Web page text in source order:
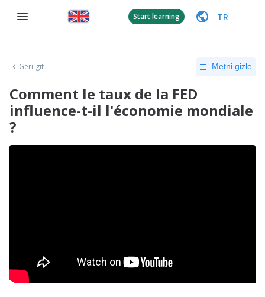
Start learning TR
Geri git Metni gizle
Comment le taux de la FED
influence-t-il l'économie mondiale
?